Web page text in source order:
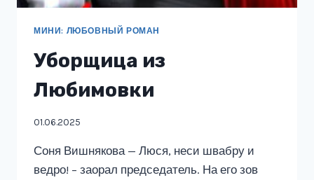
МИНИ: ЛЮБОВНЫЙ РОМАН
Уборщица из
Любимовки
01.06.2025
Соня Вишнякова — Люся, неси швабру и
ведро! – заорал председатель. На его зов